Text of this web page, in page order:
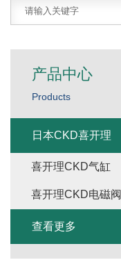
产品中心
Products
日本CKD喜开理
喜开理CKD气缸
喜开理CKD电磁阀
查看更多